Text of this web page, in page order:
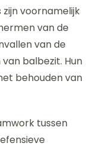
voornamelijk
van de
van de
balbezit. Hun
behouden van
tussen